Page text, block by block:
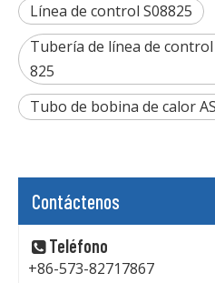
Línea de control S08825
Tubería de línea de
825
Tubo de bobina de calor
Contáctenos
 Teléfono
+86-573-82717867